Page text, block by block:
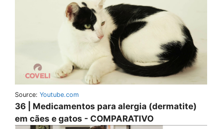
Source: Youtube.com
36 | Medicamentos para alergia (dermatite)
em cães e gatos - COMPARATIVO